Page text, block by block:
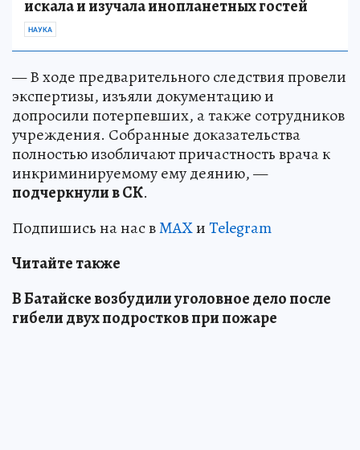
искала и изучала инопланетных гостей
НАУКА
— В ходе предварительного следствия провели
экспертизы, изъяли документацию и
допросили потерпевших, а также сотрудников
учреждения. Собранные доказательства
полностью изобличают причастность врача к
инкриминируемому ему деянию, —
подчеркнули в СК.
Подпишись на нас вMAXиTelegram
Читайте также
В Батайске возбудили уголовное дело после
гибели двух подростков при пожаре